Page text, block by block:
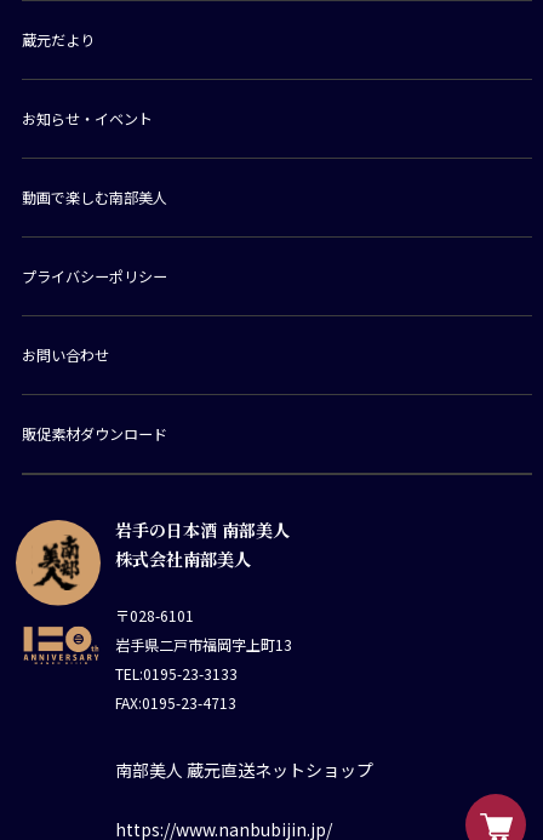
岩手の日本酒 南部美人
株式会社南部美人
〒028-6101
岩手県二戸市福岡字上町13
TEL:0195-23-3133
FAX:0195-23-4713
南部美人 蔵元直送ネットショップ
https://www.nanbubijin.jp/
蔵元だより
お知らせ・イベント
動画で楽しむ南部美人
プライバシーポリシー
お問い合わせ
販促素材ダウンロード